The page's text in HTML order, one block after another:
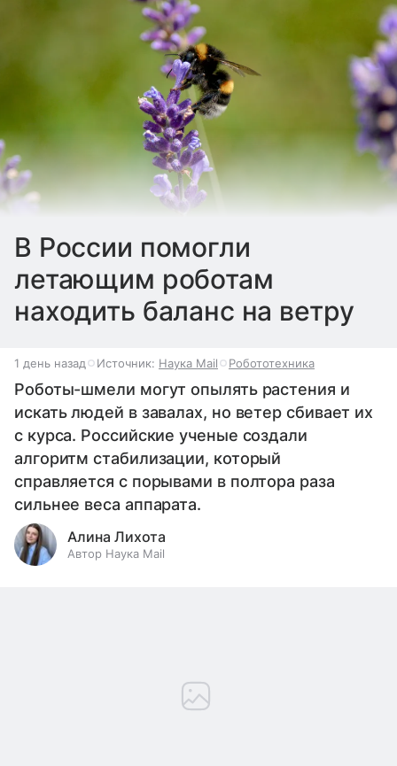
В России помогли
летающим роботам
находить баланс на ветру
1 день назад Источник: Наука Mail Робототехника
Роботы-шмели могут опылять растения и
искать людей в завалах, но ветер сбивает их
с курса. Российские ученые создали
алгоритм стабилизации, который
справляется с порывами в полтора раза
сильнее веса аппарата.
Алина Лихота
Автор Наука Mail